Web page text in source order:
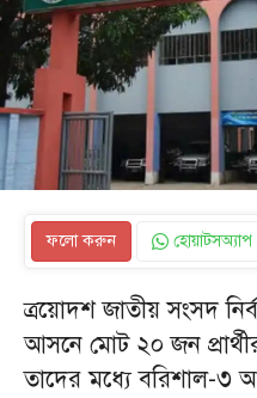
ফলো করুন হোয়াটসঅ্যাপ
ত্রয়োদশ জাতীয় সংসদ
আসনে মোট ২০ জন
তাদের মধ্যে বরিশাল-৩